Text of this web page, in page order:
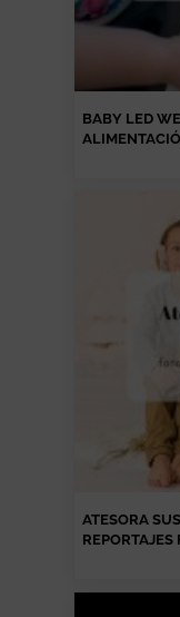
BABY LED
ATESORA
REPORTAJES